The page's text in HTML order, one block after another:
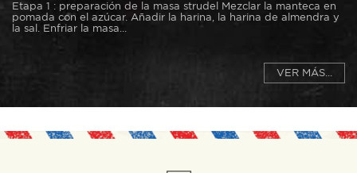
Etapa 1 : preparación de la masa strudel Mezclar la manteca en
pomada con el azúcar. Añadir la harina, la harina de almendra y
la sal. Enfriar la masa...
VER MÁS...